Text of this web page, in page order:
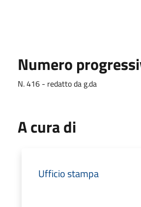
Numero
N. 416 - redatto da g.da
A cura di
Ufficio stampa